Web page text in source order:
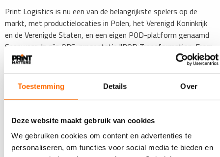
Toestemming Details Over
Deze website maakt gebruik van cookies
We gebruiken cookies om content en advertenties te
personaliseren, om functies voor social media te bieden en
Print Logistics is nu een van de belangrijkste spelers op de
markt, met productielocaties in Polen, het Verenigd Koninkrijk
en de Verenigde Staten, en een eigen POD-platform genaamd
Snapwear. In zijn OPS-presentatie "POD Transformation: From
Single Orders to High Volume Production, from E-Commerce to
Social Commerce" zal Tracz spreken over de rol die efficiënte
fulfilmentstructuren en integraties met sociale commerce
spelen in de volgende fase van de POD-markt voor textiel.
De Franse online printexpert Ludovic Martin presenteert in
München de stelling: "Print-tegenaanvallen - hoe je je bedrijf
opnieuw uitvindt in de nieuwe wereld?" die voor sommigen